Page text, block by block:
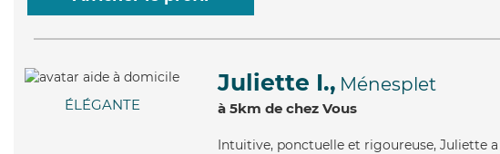
ÉLÉGANTE
Juliette I., Ménesplet
à 5km de chez Vous
Intuitive, ponctuelle et rigoureuse, Juliette